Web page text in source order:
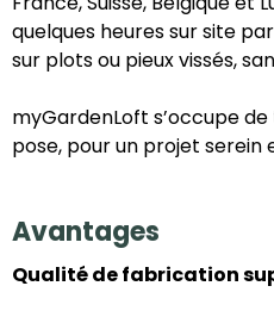
quelques heures sur site
sur plots ou pieux vissés,
myGardenLoft s’occupe
pose, pour un projet serein
Avantages
Qualité de fabrication